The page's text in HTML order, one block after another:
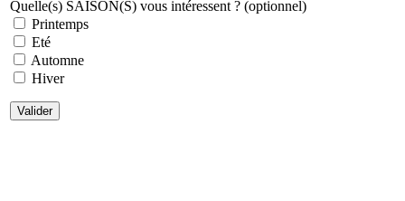
Quelle(s) SAISON(S) vous intéressent ? (optionnel)
Printemps
Eté
Automne
Hiver
Valider